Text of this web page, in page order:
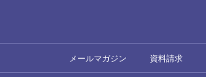
メールマガジン 資料請求